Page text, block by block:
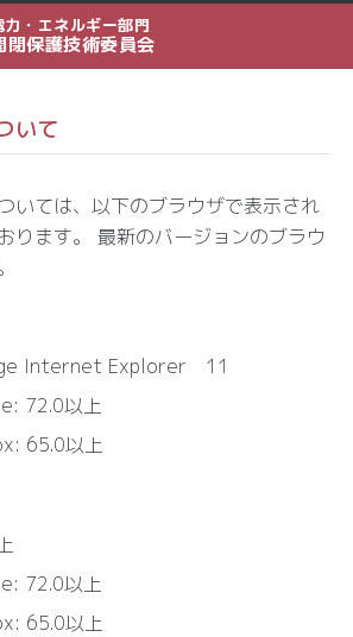
力・エネルギー部門
閉保護技術委員会
いて
いては、以下のブラウザで表示され
ります。 最新のバージョンのブラウ
Internet Explorer 11
72.0以上
65.0以上
72.0以上
65.0以上